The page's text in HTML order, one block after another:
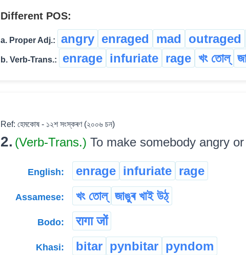
Different POS:
a. Proper Adj.: angry enraged mad outraged
b. Verb-Trans.: enrage infuriate rage খং তোল্
Ref: হেমকোষ - ১২শ সংস্কৰণ (২০০৬ চন)
2. (Verb-Trans.) To make somebody angry or
English: enrage infuriate rage
Assamese: খং তোল্ জাঙুৰ খাই উঠ্
Bodo: रागा जों
Khasi: bitar pynbitar pyndom